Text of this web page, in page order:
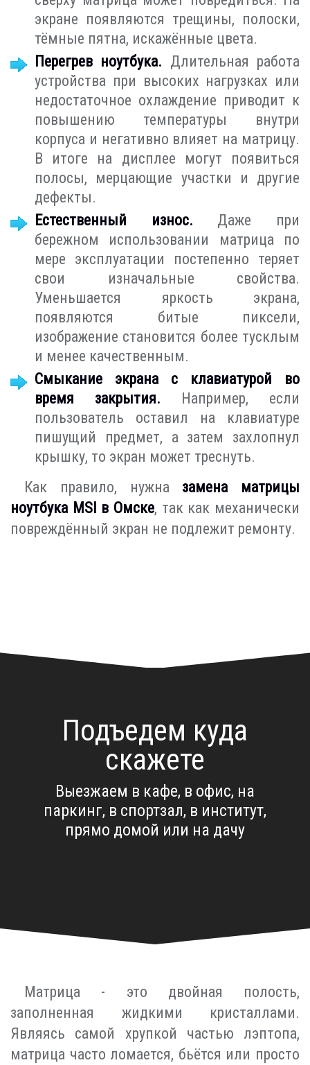
экране появляются трещины, полоски,
тёмные пятна, искажённые цвета.
Перегрев ноутбука. Длительная работа
устройства при высоких нагрузках или
недостаточное охлаждение приводит к
повышению температуры внутри
корпуса и негативно влияет на матрицу.
В итоге на дисплее могут появиться
полосы, мерцающие участки и другие
дефекты.
Естественный износ. Даже при
бережном использовании матрица по
мере эксплуатации постепенно теряет
свои изначальные свойства.
Уменьшается яркость экрана,
появляются битые пиксели,
изображение становится более тусклым
и менее качественным.
Смыкание экрана с клавиатурой во
время закрытия. Например, если
пользователь оставил на клавиатуре
пишущий предмет, а затем захлопнул
крышку, то экран может треснуть.
Как правило, нужна замена матрицы
ноутбука MSI в Омске, так как механически
повреждённый экран не подлежит ремонту.
Подъедем куда
скажете
Выезжаем в кафе, в офис, на
паркинг, в спортзал, в институт,
прямо домой или на дачу
Матрица - это двойная полость,
заполненная жидкими кристаллами.
Являясь самой хрупкой частью лэптопа,
матрица часто ломается, бьётся или просто